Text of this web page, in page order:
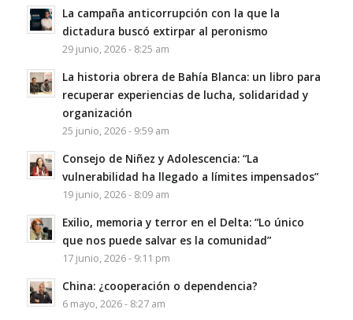
La campaña anticorrupción con la que la
dictadura buscó extirpar al peronismo
29 junio, 2026 - 8:25 am
La historia obrera de Bahía Blanca: un libro para
recuperar experiencias de lucha, solidaridad y
organización
25 junio, 2026 - 9:59 am
Consejo de Niñez y Adolescencia: “La
vulnerabilidad ha llegado a límites impensados”
19 junio, 2026 - 8:09 am
Exilio, memoria y terror en el Delta: “Lo único
que nos puede salvar es la comunidad”
17 junio, 2026 - 9:11 pm
China: ¿cooperación o dependencia?
6 mayo, 2026 - 8:27 am